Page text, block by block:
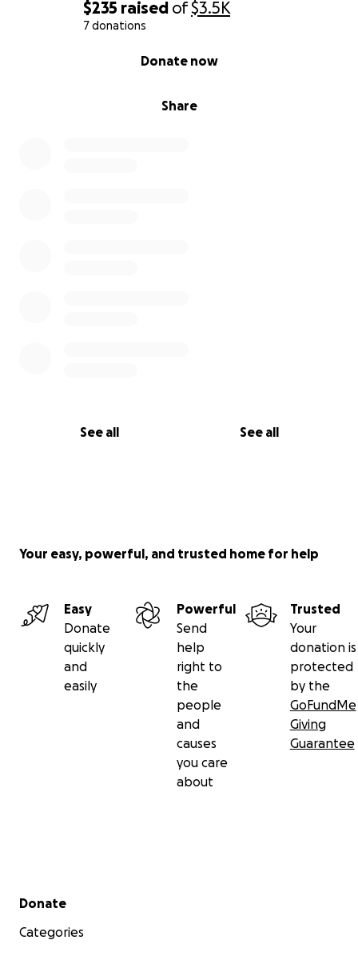
$235 raised of$3.5K
7 donations
Share
Donate now
See all See all
Your easy, powerful, and trusted home for help
Easy
Donate
quickly
and
easily
Powerful
Send
help
right to
the
people
and
causes
you care
about
Trusted
Your
donation is
protected
by the
GoFundMe
Giving
Guarantee
Secondary menu
Donate
Categories